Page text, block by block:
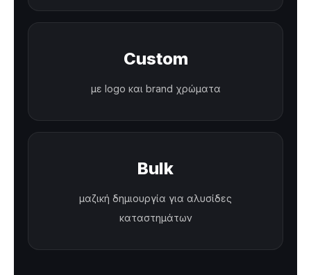
Custom
με logo και brand χρώματα
Bulk
μαζική δημιουργία για αλυσίδες
καταστημάτων